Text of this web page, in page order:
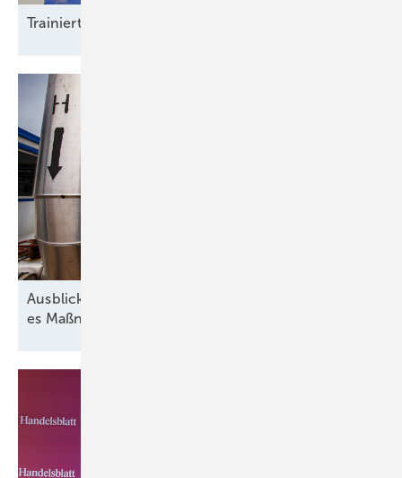
Trainierte
Ausblick der Wasserstoff-Branche: 2026 braucht
es Maßnahmen gegen die